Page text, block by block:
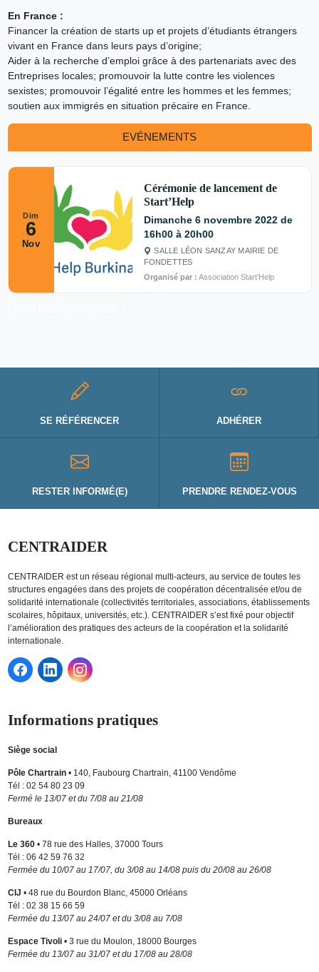
En France :
Financer la création de starts up et projets d’étudiants étrangers
vivant en France dans leurs pays d’origine;
Aider à la recherche d’emploi grâce à des partenariats avec des
Entreprises locales; promouvoir la lutte contre les violences
sexistes; promouvoir l’égalité entre les hommes et les femmes;
soutien aux immigrés en situation précaire en France.
EVÉNEMENTS
Dim
6
Nov
Cérémonie de lancement de
Start’Help
Dimanche 6 novembre 2022 de
16h00 à 20h00
SALLE LÉON SANZAY MAIRIE DE
FONDETTES
Organisé par : Association Start'Help
SE RÉFÉRENCER ADHÉRER
RESTER INFORMÉ(E) PRENDRE RENDEZ-VOUS
CENTRAIDER
CENTRAIDER est un réseau régional multi-acteurs, au service de toutes les
structures engagées dans des projets de coopération décentralisée et/ou de
solidarité internationale (collectivités territoriales, associations, établissements
scolaires, hôpitaux, universités, etc.). CENTRAIDER s’est fixé pour objectif
l’amélioration des pratiques des acteurs de la coopération et la solidarité
internationale.
Informations pratiques
Siège social
Pôle Chartrain• 140, Faubourg Chartrain, 41100 Vendôme
Tél : 02 54 80 23 09
Fermé le 13/07 et du 7/08 au 21/08
Bureaux
Le 360• 78 rue des Halles, 37000 Tours
Tél : 06 42 59 76 32
Fermée du 10/07 au 17/07, du 3/08 au 14/08 puis du 20/08 au 26/08
CIJ • 48 rue du Bourdon Blanc, 45000 Orléans
Tél : 02 38 15 66 59
Fermée du 13/07 au 24/07 et du 3/08 au 7/08
Espace Tivoli• 3 rue du Moulon, 18000 Bourges
Fermée du 13/07 au 31/07 et du 17/08 au 28/08